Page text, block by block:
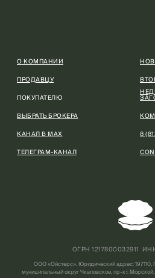
О КОМПАНИИ
ПРОДАВЦУ
ПОКУПАТЕЛЮ
ВЫБРАТЬ БРОКЕРА
8
ТЕЛЕГРАМ-КАНАЛ
КАНАЛ В МАХ
ОГРН 1217800032911
ООО «Ойстерс». Юридический адрес: 197110,
муниципальный округ Чкаловское, пр-кт.